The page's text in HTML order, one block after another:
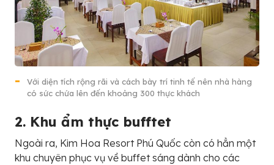
Với diện tích rộng rãi và cách bày trí tinh tế nên nhà hàng
có sức chứa lên đến khoảng 300 thực khách
2. Khu ẩm thực bufftet
Ngoài ra, Kim Hoa Resort Phú Quốc còn có hẳn một
khu chuyên phục vụ về buffet sáng dành cho các